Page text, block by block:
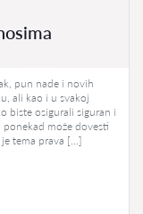
pun nade i novih
ali kao i u svakoj
biste osigurali siguran i
može dovesti
tema prava […]